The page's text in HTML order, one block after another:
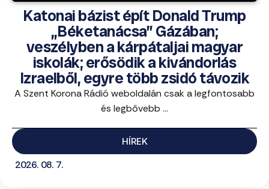
Katonai bázist épít Donald Trump
„Béketanácsa” Gázában;
veszélyben a kárpátaljai magyar
iskolák; erősödik a kivándorlás
Izraelből, egyre több zsidó távozik
A Szent Korona Rádió weboldalán csak a legfontosabb
és legbővebb ...
HÍREK
2026. 08. 7.